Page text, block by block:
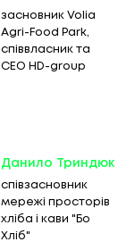
засновник Volia
Agri-Food Park,
співвласник та
СЕО HD-group
Данило Триндюк
співзасновник
мережі просторів
хліба і кави "Бо
Хліб"